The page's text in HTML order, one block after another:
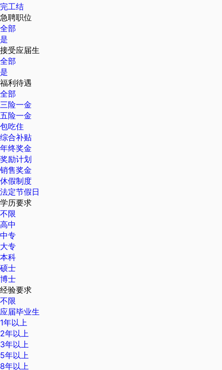
完工结
急聘职位
全部
是
接受应届生
全部
是
福利待遇
全部
三险一金
五险一金
包吃住
综合补贴
年终奖金
奖励计划
销售奖金
休假制度
法定节假日
学历要求
不限
高中
中专
大专
本科
硕士
博士
经验要求
不限
应届毕业生
1年以上
2年以上
3年以上
5年以上
8年以上